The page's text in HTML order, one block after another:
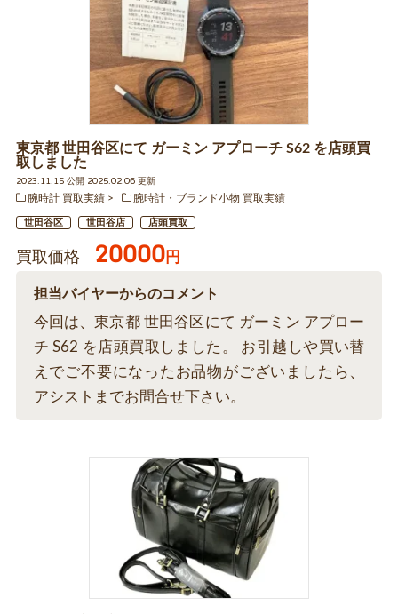
東京都 世田谷区にて ガーミン アプローチ S62 を店頭買
取しました
2023.11.15 公開 2025.02.06 更新
腕時計 買取実績
腕時計・ブランド小物 買取実績
世田谷区 世田谷店 店頭買取
買取価格 20000円
担当バイヤーからのコメント
今回は、東京都 世田谷区にて ガーミン アプロー
チ S62 を店頭買取しました。 お引越しや買い替
えでご不要になったお品物がございましたら、
アシストまでお問合せ下さい。